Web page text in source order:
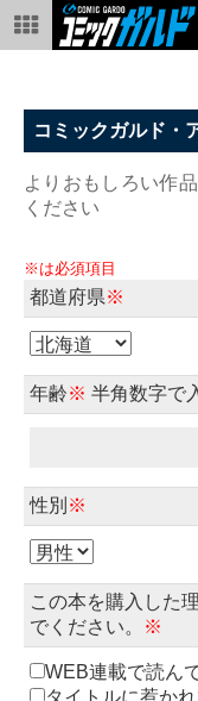
コミックガルド・
よりおもしろい作
ください
※は必須項目
都道府県※
年齢※ 半角数字で
性別 ※
この本を購入した
でください。
※
WEB連載で読ん